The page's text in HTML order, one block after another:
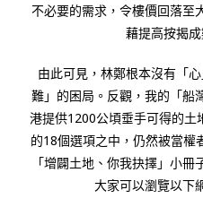
不必要的需求，令樓價回落至
藉提高按揭成
由此可見，林鄭根本沒有「
難」的困局。反觀，我的「船
港提供1200公頃垂手可得的土
的18個選項之中，仍然被當權
「增闢土地、你我抉擇」小
大家可以瀏覽以下